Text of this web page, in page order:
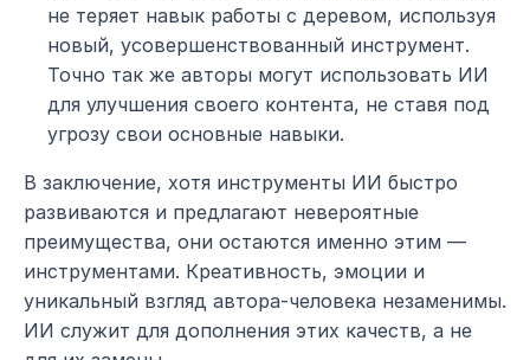
не теряет навык работы с деревом, используя
новый, усовершенствованный инструмент.
Точно так же авторы могут использовать ИИ
для улучшения своего контента, не ставя под
угрозу свои основные навыки.
В заключение, хотя инструменты ИИ быстро
развиваются и предлагают невероятные
преимущества, они остаются именно этим —
инструментами. Креативность, эмоции и
уникальный взгляд автора-человека незаменимы.
ИИ служит для дополнения этих качеств, а не